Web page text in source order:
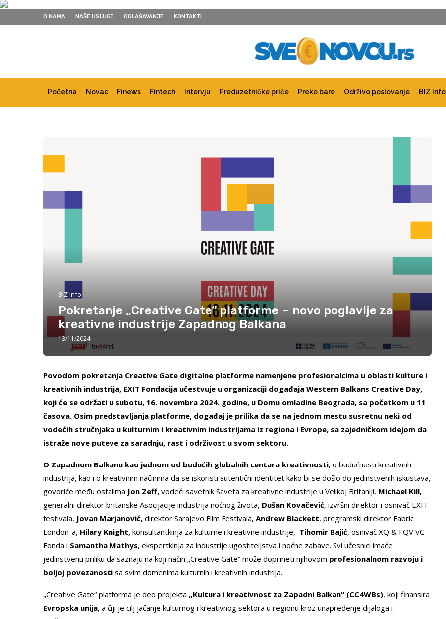
O NAMA NAŠE USLUGE OGLAŠAVANJE KONTAKTI
Početna Novac Finews Fintech Intervju Preduzetničke priče Preko bare Održivo poslovanje BIZ Info
BIZ Info
Pokretanje „Creative Gate” platforme – novo poglavlje za
kreativne industrije Zapadnog Balkana
13/11/2024
Povodom pokretanja Creative Gate digitalne platforme namenjene profesionalcima u oblasti kulture i
kreativnih industrija, EXIT Fondacija učestvuje u organizaciji događaja Western Balkans Creative Day,
koji će se održati u subotu, 16. novembra 2024. godine, u Domu omladine Beograda, sa početkom u 11
časova. Osim predstavljanja platforme, događaj je prilika da se na jednom mestu susretnu neki od
vodećih stručnjaka u kulturnim i kreativnim industrijama iz regiona i Evrope, sa zajedničkom idejom da
istraže nove puteve za saradnju, rast i održivost u svom sektoru.
O Zapadnom Balkanu kao jednom od budućih globalnih centara kreativnosti, o budućnosti kreativnih
industrija, kao i o kreativnim načinima da se iskoristi autentični identitet kako bi se došlo do jedinstvenih iskustava,
govoriće među ostalima Jon Zeff, vodeći savetnik Saveta za kreativne industrije u Velikoj Britaniji, Michael Kill,
generalni direktor britanske Asocijacije industrija noćnog života, Dušan Kovačević, izvršni direktor i osnivač EXIT
festivala, Jovan Marjanović, direktor Sarajevo Film Festivala, Andrew Blackett, programski direktor Fabric
London-a, Hilary Knight, konsultantkinja za kulturne i kreativne industrije, Tihomir Bajić, osnivač XQ & FQV VC
Fonda i Samantha Mathys, ekspertkinja za industrije ugostiteljstva i noćne zabave. Svi učesnici imaće
jedinstvenu priliku da saznaju na koji način „Creative Gate“ može doprineti njihovom profesionalnom razvoju i
boljoj povezanosti sa svim domenima kulturnih i kreativnih industrija.
„Creative Gate“ platforma je deo projekta „Kultura i kreativnost za Zapadni Balkan“ (CC4WBs), koji finansira
Evropska unija, a čiji je cilj jačanje kulturnog i kreativnog sektora u regionu kroz unapređenje dijaloga i